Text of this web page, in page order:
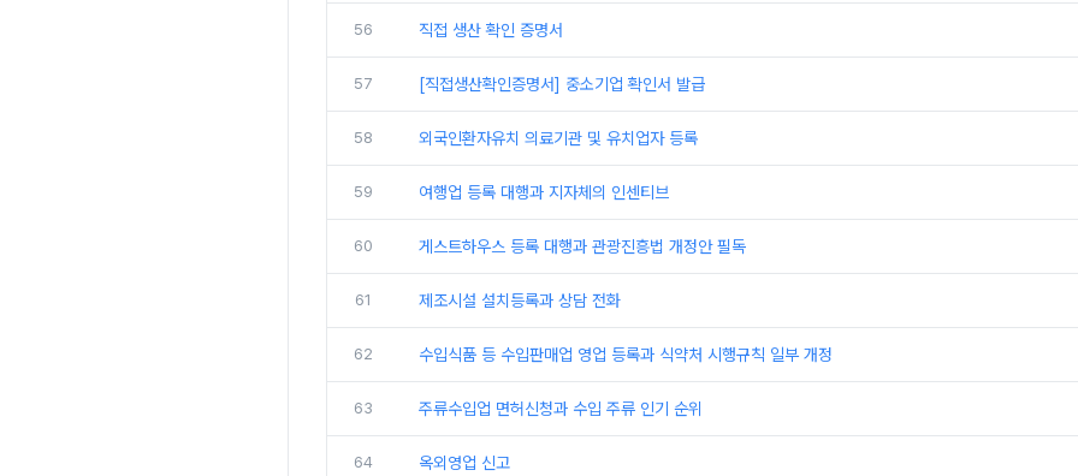
56 직접 생산 확인 증명서
57 [직접생산확인증명서] 중소기업 확인서 발급
58 외국인환자유치 의료기관 및 유치업자 등록
59 여행업 등록 대행과 지자체의 인센티브
60 게스트하우스 등록 대행과 관광진흥법 개정안 필독
61 제조시설 설치등록과 상담 전화
62 수입식품 등 수입판매업 영업 등록과 식약처 시행규칙 일부 개정
63 주류수입업 면허신청과 수입 주류 인기 순위
64 옥외영업 신고